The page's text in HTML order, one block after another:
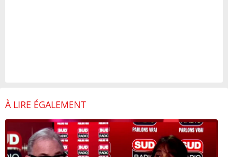
À LIRE ÉGALEMENT